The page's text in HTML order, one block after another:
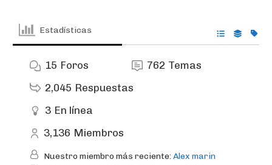
Estadísticas
15 Foros 762 Temas
2,045 Respuestas
3 En línea
3,136 Miembros
Nuestro miembro más reciente:Alex marin